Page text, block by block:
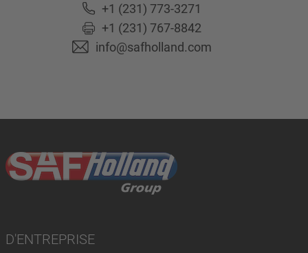
+1 (231) 773-3271
+1 (231) 767-8842
info@safholland.com
D'ENTREPRISE